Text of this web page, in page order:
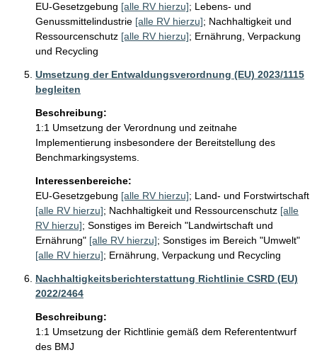
EU-Gesetzgebung [alle RV hierzu]; Lebens- und
Genussmittelindustrie [alle RV hierzu]; Nachhaltigkeit und
Ressourcenschutz [alle RV hierzu]; Ernährung, Verpackung
und Recycling
Umsetzung der Entwaldungsverordnung (EU) 2023/1115
begleiten
Beschreibung:
1:1 Umsetzung der Verordnung und zeitnahe
Implementierung insbesondere der Bereitstellung des
Benchmarkingsystems.
Interessenbereiche:
EU-Gesetzgebung [alle RV hierzu]; Land- und Forstwirtschaft
[alle RV hierzu]; Nachhaltigkeit und Ressourcenschutz [alle
RV hierzu]; Sonstiges im Bereich "Landwirtschaft und
Ernährung" [alle RV hierzu]; Sonstiges im Bereich "Umwelt"
[alle RV hierzu]; Ernährung, Verpackung und Recycling
Nachhaltigkeitsberichterstattung Richtlinie CSRD (EU)
2022/2464
Beschreibung:
1:1 Umsetzung der Richtlinie gemäß dem Referententwurf
des BMJ